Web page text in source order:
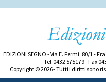
EDIZIONI SEGNO - Via E. Fermi, 80/1 -
Tel. 0432 575179 - Fax
Copyright © 2026 - Tutti i diritti sono